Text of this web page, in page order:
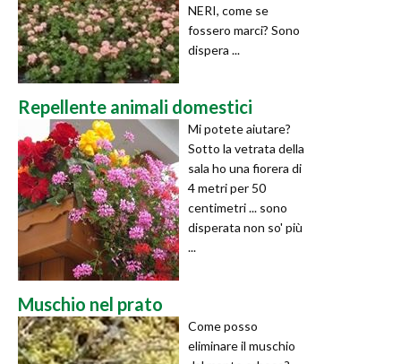
NERI, come se
fossero marci? Sono
dispera ...
Repellente animali domestici
Mi potete aiutare?
Sotto la vetrata della
sala ho una fiorera di
4 metri per 50
centimetri ... sono
disperata non so' più
...
Muschio nel prato
Come posso
eliminare il muschio